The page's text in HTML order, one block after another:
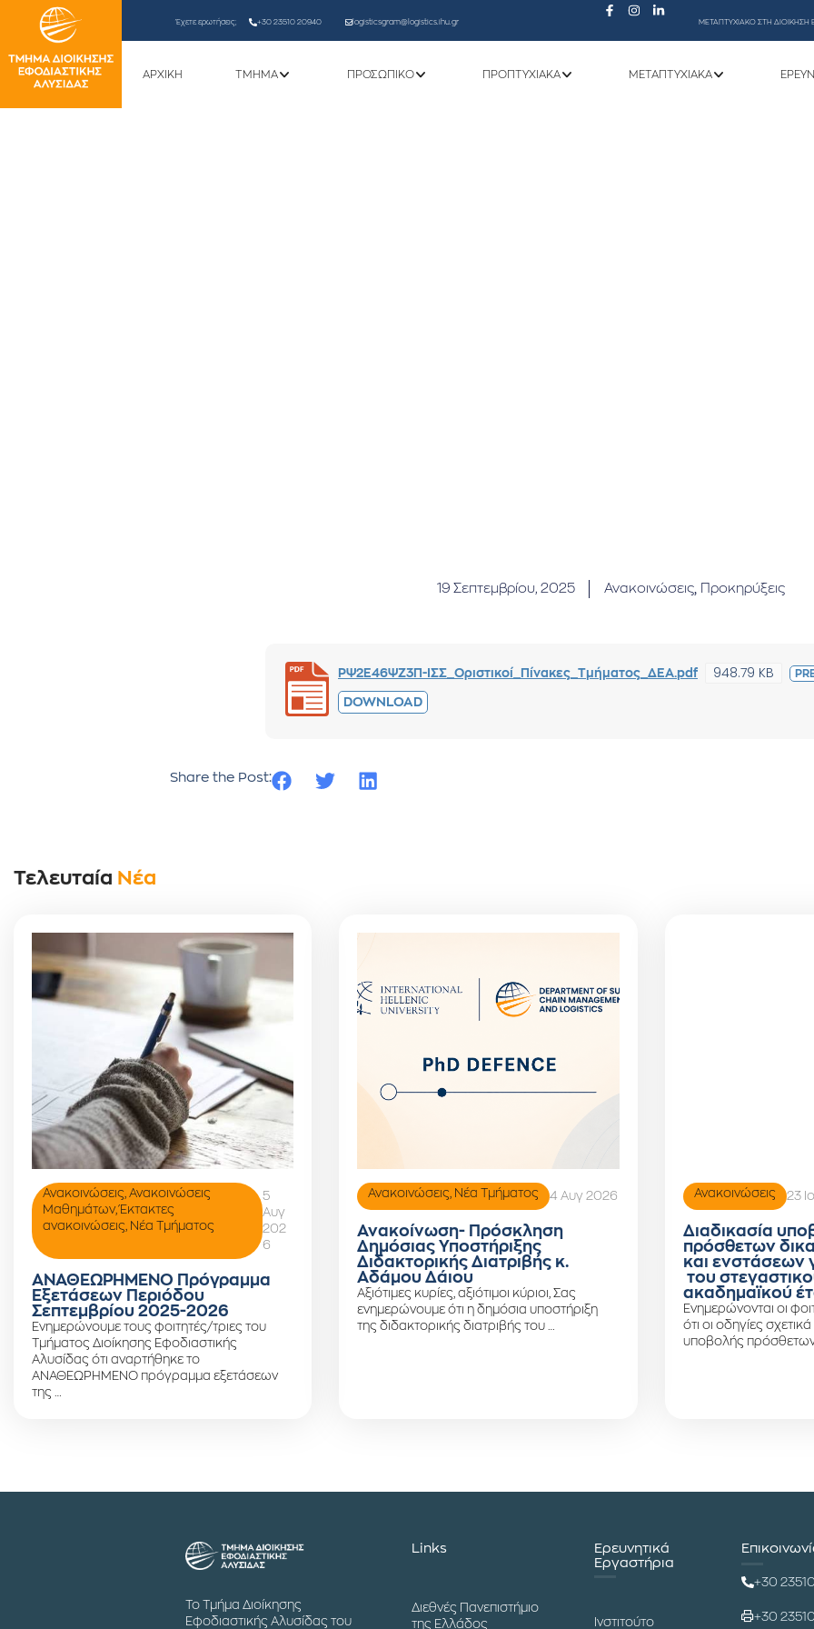
Έχετε ερωτήσεις; +30 23510 20940 logisticsgram@logistics.ihu.gr ΜΕΤΑΠΤΥΧΙΑΚΟ ΣΤΗ ΔΙΟΙΚΗΣΗ
ΑΡΧΙΚΗ ΤΜΗΜΑ ΠΡΟΣΩΠΙΚΌ ΠΡΟΠΤΥΧΙΑΚΆ ΜΕΤΑΠΤΥΧΙΑΚΆ
19 Σεπτεμβρίου, 2025 Ανακοινώσεις, Προκηρύξεις
ΡΨ2Ε46ΨΖ3Π-ΙΣΣ_Οριστικοί_Πίνακες_Τμήματος_ΔΕΑ.pdf 948.79 KB
DOWNLOAD
Share the Post:
Τελευταία Νέα
Ανακοινώσεις Ανακοινώσεις
Μαθημάτων,Έκτακτες
ανακοινώσεις
Νέα Τμήματος
5
Αυγ
202
6
ΑΝΑΘΕΩΡΗΜΕΝΟ Πρόγραμμα
Εξετάσεων Περιόδου
Σεπτεμβρίου 2025-2026
Ενημερώνουμε τους φοιτητές/τριες του
Τμήματος Διοίκησης Εφοδιαστικής
Αλυσίδας ότι αναρτήθηκε το
ΑΝΑΘΕΩΡΗΜΕΝΟ πρόγραμμα εξετάσεων
της …
Ανακοινώσεις Νέα Τμήματος 4 Αυγ 2026
Ανακοίνωση- Πρόσκληση
Δημόσιας Υποστήριξης
Διδακτορικής Διατριβής κ.
Αδάμου Δάιου
Αξιότιμες κυρίες, αξιότιμοι κύριοι, Σας
ενημερώνουμε ότι η δημόσια υποστήριξη
της διδακτορικής διατριβής του …
Ανακοινώσεις 23
Διαδικασία
πρόσθετων
και ενστάσεων
του
ακαδημαϊκού
Ενημερώνονται οι
ότι οι οδηγίες
υποβολής πρόσθετων
Το Τμήμα Διοίκησης
Εφοδιαστικής Αλυσίδας του
Links
Διεθνές Πανεπιστήμιο
της Ελλάδος
Ερευνητικά
Εργαστήρια
Ινστιτούτο
+30
+30